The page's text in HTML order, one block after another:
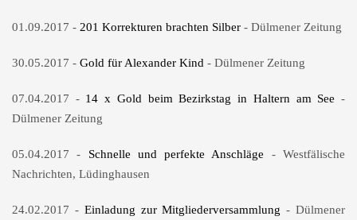
01.09.2017 - 201 Korrekturen brachten Silber - Dülmener Zeitung
30.05.2017 - Gold für Alexander Kind - Dülmener Zeitung
07.04.2017 - 14 x Gold beim Bezirkstag in Haltern am See -
Dülmener Zeitung
05.04.2017 - Schnelle und perfekte Anschläge - Westfälische
Nachrichten, Lüdinghausen
24.02.2017 - Einladung zur Mitgliederversammlung - Dülmener